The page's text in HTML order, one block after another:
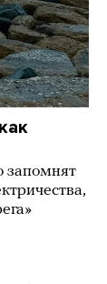
запомнят